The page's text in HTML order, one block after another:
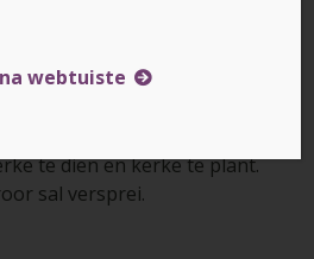
te dien en kerke te plant.
sal versprei.
webtuiste